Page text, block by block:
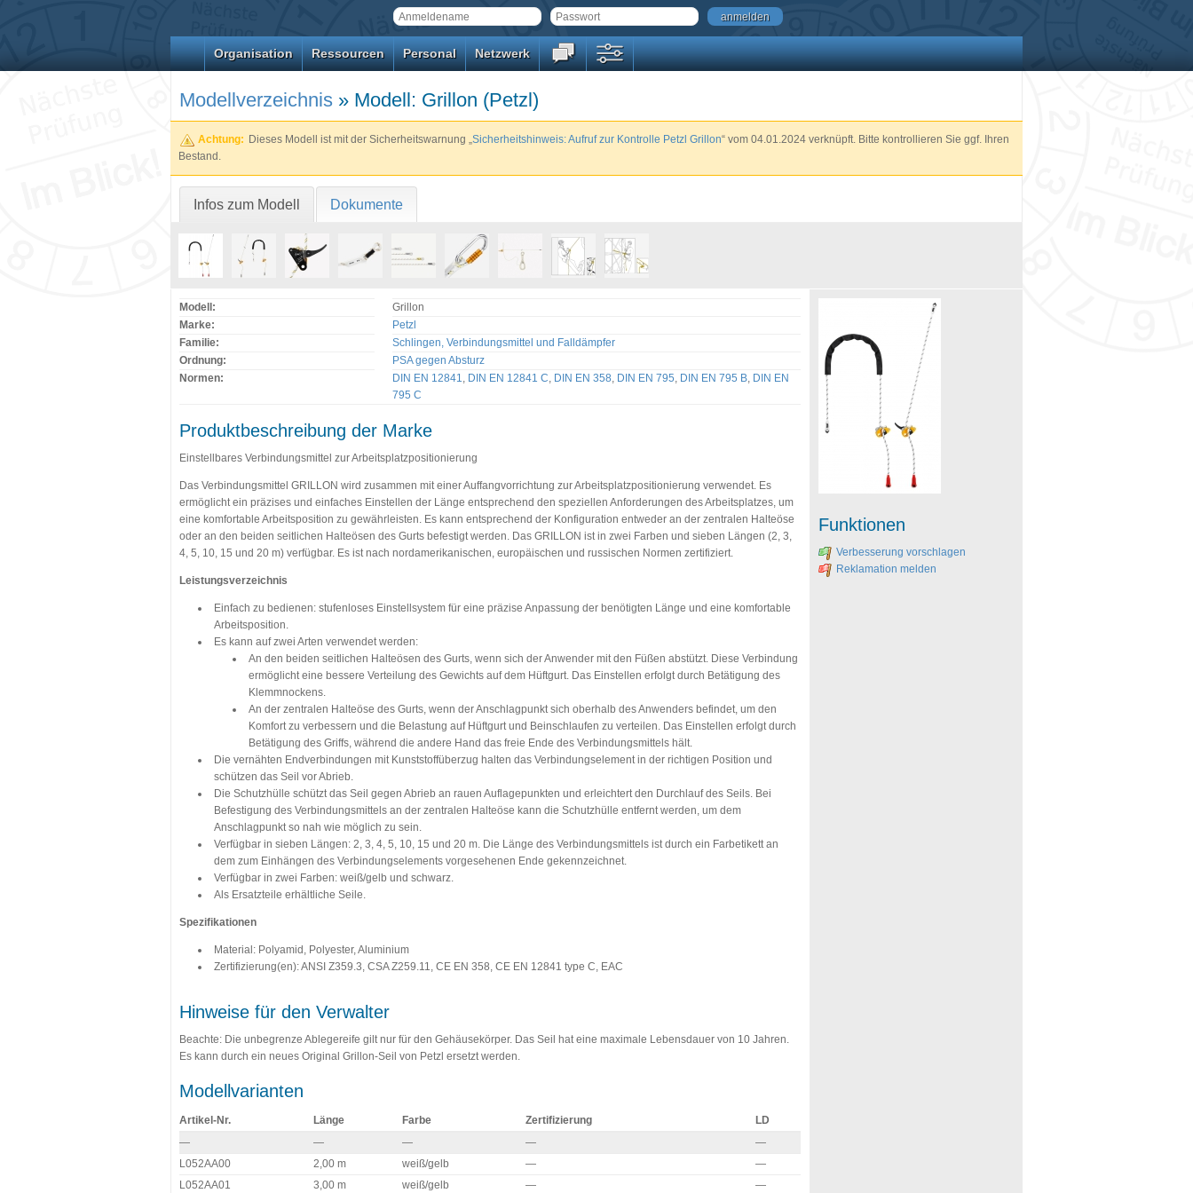
anmelden
Organisation Ressourcen Personal Netzwerk
Modellverzeichnis » Modell: Grillon (Petzl)
Achtung: Dieses Modell ist mit der Sicherheitswarnung „Sicherheitshinweis: Aufruf zur Kontrolle Petzl Grillon“ vom 04.01.2024 verknüpft. Bitte kontrollieren Sie ggf. Ihren
Bestand.
Infos zum Modell Dokumente
Modell:
Grillon
Marke:
Petzl
Familie:
Schlingen, Verbindungsmittel und Falldämpfer
Ordnung:
PSA gegen Absturz
Normen:
DIN EN 12841, DIN EN 12841 C, DIN EN 358, DIN EN 795, DIN EN 795 B, DIN EN
795 C
Produktbeschreibung der Marke
Einstellbares Verbindungsmittel zur Arbeitsplatzpositionierung
Das Verbindungsmittel GRILLON wird zusammen mit einer Auffangvorrichtung zur Arbeitsplatzpositionierung verwendet. Es
ermöglicht ein präzises und einfaches Einstellen der Länge entsprechend den speziellen Anforderungen des Arbeitsplatzes, um
eine komfortable Arbeitsposition zu gewährleisten. Es kann entsprechend der Konfiguration entweder an der zentralen Halteöse
oder an den beiden seitlichen Halteösen des Gurts befestigt werden. Das GRILLON ist in zwei Farben und sieben Längen (2, 3,
4, 5, 10, 15 und 20 m) verfügbar. Es ist nach nordamerikanischen, europäischen und russischen Normen zertifiziert.
Leistungsverzeichnis
Einfach zu bedienen: stufenloses Einstellsystem für eine präzise Anpassung der benötigten Länge und eine komfortable
Arbeitsposition.
Es kann auf zwei Arten verwendet werden:
An den beiden seitlichen Halteösen des Gurts, wenn sich der Anwender mit den Füßen abstützt. Diese Verbindung
ermöglicht eine bessere Verteilung des Gewichts auf dem Hüftgurt. Das Einstellen erfolgt durch Betätigung des
Klemmnockens.
An der zentralen Halteöse des Gurts, wenn der Anschlagpunkt sich oberhalb des Anwenders befindet, um den
Komfort zu verbessern und die Belastung auf Hüftgurt und Beinschlaufen zu verteilen. Das Einstellen erfolgt durch
Betätigung des Griffs, während die andere Hand das freie Ende des Verbindungsmittels hält.
Die vernähten Endverbindungen mit Kunststoffüberzug halten das Verbindungselement in der richtigen Position und
schützen das Seil vor Abrieb.
Die Schutzhülle schützt das Seil gegen Abrieb an rauen Auflagepunkten und erleichtert den Durchlauf des Seils. Bei
Befestigung des Verbindungsmittels an der zentralen Halteöse kann die Schutzhülle entfernt werden, um dem
Anschlagpunkt so nah wie möglich zu sein.
Verfügbar in sieben Längen: 2, 3, 4, 5, 10, 15 und 20 m. Die Länge des Verbindungsmittels ist durch ein Farbetikett an
dem zum Einhängen des Verbindungselements vorgesehenen Ende gekennzeichnet.
Verfügbar in zwei Farben: weiß/gelb und schwarz.
Als Ersatzteile erhältliche Seile.
Spezifikationen
Material: Polyamid, Polyester, Aluminium
Zertifizierung(en): ANSI Z359.3, CSA Z259.11, CE EN 358, CE EN 12841 type C, EAC
Hinweise für den Verwalter
Beachte: Die unbegrenze Ablegereife gilt nur für den Gehäusekörper. Das Seil hat eine maximale Lebensdauer von 10 Jahren.
Es kann durch ein neues Original Grillon-Seil von Petzl ersetzt werden.
Modellvarianten
Artikel-Nr. Länge Farbe Zertifizierung
LD
—
— — —
—
L052AA00
2,00 m weiß/gelb —
—
L052AA01
3,00 m weiß/gelb —
—
Funktionen
Verbesserung vorschlagen
Reklamation melden